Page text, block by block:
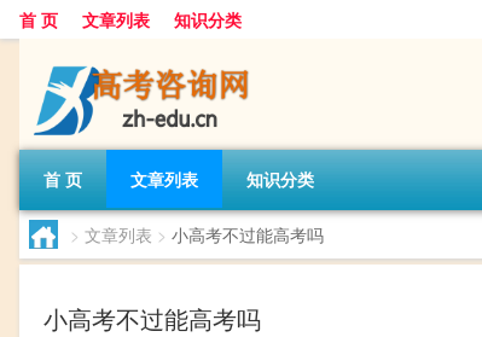
首 页 文章列表 知识分类
首 页 文章列表 知识分类
> 文章列表 > 小高考不过能高考吗
小高考不过能高考吗